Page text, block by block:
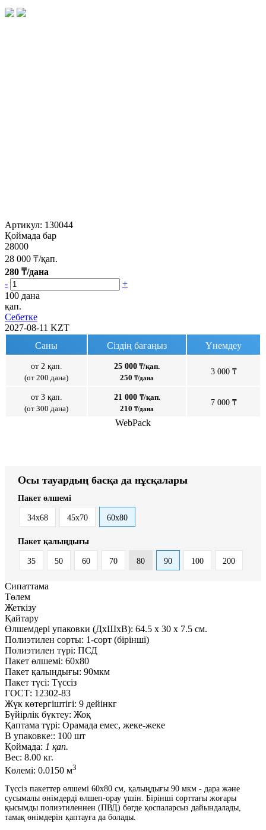
Артикул: 130044
Қоймада бар
28000
28 000 ₸/қап.
280 ₸/дана
-
+
100 дана
қап.
Себетке
2027-08-11 KZT
Саны
Сіздің бағаңыз Үнемдеу
от 2 қап.
(от 200 дана)
25 000 ₸/қап.
250 ₸/дана
3 000 ₸
от 3 қап.
(от 300 дана)
21 000 ₸/қап.
210 ₸/дана
7 000 ₸
WebPack
Осы тауардың басқа да нұсқалары
Пакет өлшемі
34x68 45x70 60x80
Пакет қалыңдығы
35 50 60 70 80 90 100 200
Сипаттама
Төлем
Жеткізу
Қайтару
Өлшемдері упаковки (ДxШxВ): 64.5 x 30 x 7.5 см.
Полиэтилен сорты: 1-сорт (бірінші)
Полиэтилен түрі: ПСД
Пакет өлшемі: 60x80
Пакет қалыңдығы: 90мкм
Пакет түсі: Түссіз
ГОСТ: 12302-83
Жүк көтергіштігі: 9 дейінкг
Бүйірлік бүктеу: Жоқ
Қаптама түрі: Орамада емес, жеке-жеке
В упаковке:: 100 шт
Қоймада: 1 қап.
Вес: 8.00 кг.
Көлемі: 0.0150 м3
Түссіз пакеттер өлшемі 60x80 см, қалыңдығы 90 мкм - дара және
сусымалы өнімдерді өлшеп-орау үшін. Бірінші сорттағы жоғары
қысымды полиэтиленнен (ПВД) бөгде қоспаларсыз дайындалады,
тамақ өнімдерін қаптауға да болады.